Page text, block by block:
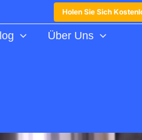
Holen Sie Sich
Über Uns